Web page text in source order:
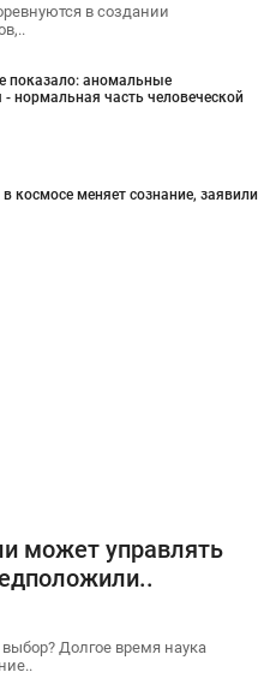
в создании
показало: аномальные
нормальная часть человеческой
космосе меняет сознание, заявили
может управлять
Долгое время наука